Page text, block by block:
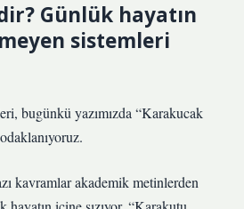
Günlük hayatın
sistemleri
bugünkü yazımızda “Karakucak
kavramlar akademik metinlerden